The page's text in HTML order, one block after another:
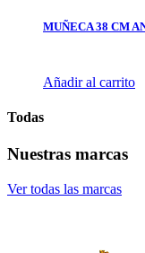
MUÑECA 38 CM
Añadir al carrito
Todas
Nuestras marcas
Ver todas las marcas